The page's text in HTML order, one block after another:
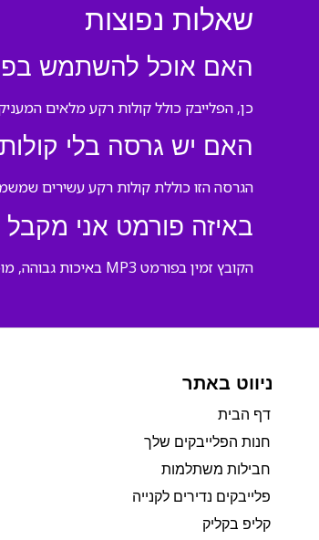
שאלות נפוצות
האם אוכל להשתמש
כן, הפלייבק כולל קולות רקע מלאים
האם יש גרסה בלי
הגרסה הזו כוללת קולות רקע עשירים
באיזה פורמט אני
הקובץ זמין בפורמט MP3 באיכות גבוהה, מוכן להורדה מיידית ושימוש מיידי בכל מכשיר או מערכת הגברה.
ניווט באתר
דף הבית
חנות הפלייבקים שלך
חבילות משתלמות
פלייבקים נדירים לקנייה
קליפ בקליק